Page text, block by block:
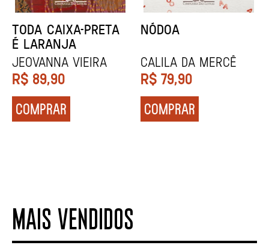
NARRAR HISTÓRIAS
John Berger
R$ 84,90
COMPRAR
SOCIOBIOGRAFIA
Didier Eribon
R$ 129,90
COMPRAR
MAIS VENDIDOS